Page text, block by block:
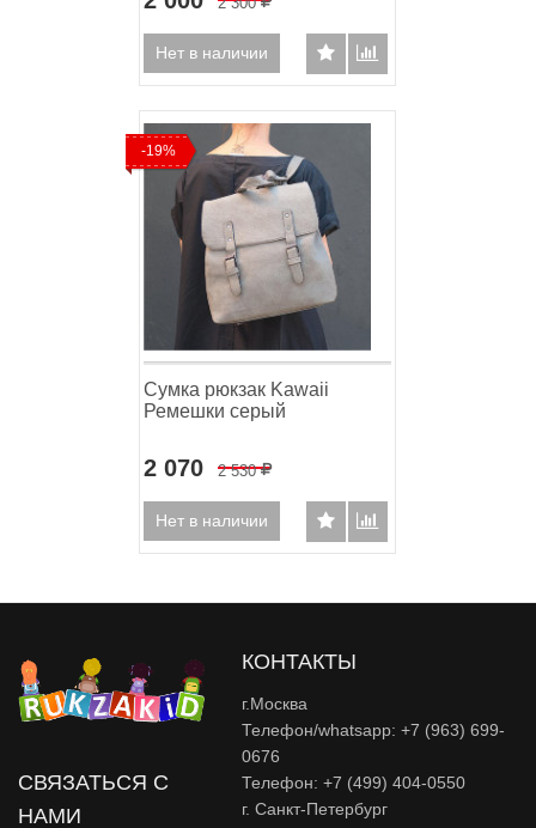
Нет в наличии
-19%
Сумка рюкзак Kawaii
Ремешки серый
2 070 2 530Р
Нет в наличии
СВЯЗАТЬСЯ С
НАМИ
КОНТАКТЫ
г.Москва
Телефон/whatsapp: +7 (963) 699-
0676
Телефон: +7 (499) 404-0550
г. Санкт-Петербург